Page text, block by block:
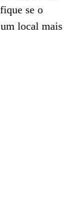
se o
local mais